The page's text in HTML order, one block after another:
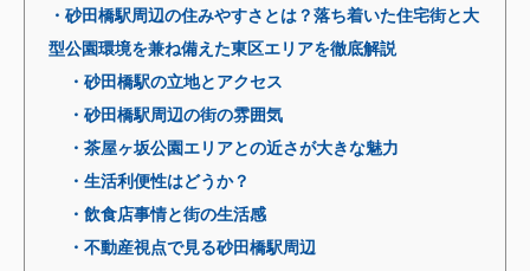
・砂田橋駅周辺の住みやすさとは？落ち着いた住宅街と大
型公園環境を兼ね備えた東区エリアを徹底解説
・砂田橋駅の立地とアクセス
・砂田橋駅周辺の街の雰囲気
・茶屋ヶ坂公園エリアとの近さが大きな魅力
・生活利便性はどうか？
・飲食店事情と街の生活感
・不動産視点で見る砂田橋駅周辺